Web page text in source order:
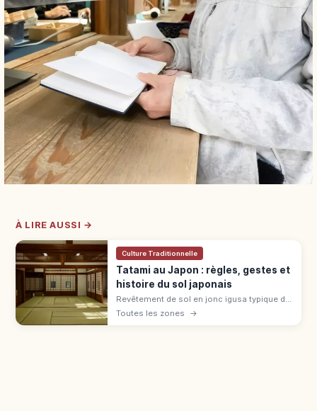
À LIRE AUSSI →
Culture Traditionnelle
Tatami au Japon : règles, gestes et
histoire du sol japonais
Revêtement de sol en jonc igusa typique du
washitsu, le tatami se généralise à l'époque
Toutes les zones →